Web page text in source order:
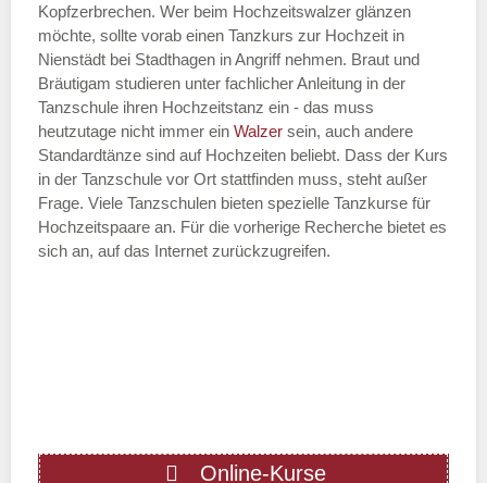
ÖFFNUNGSZEITEN HINZUFÜGEN
Dienstag
—
ÖFFNUNGSZEITEN HINZUFÜGEN
Kopfzerbrechen. Wer beim Hochzeitswalzer glänzen
möchte, sollte vorab einen Tanzkurs zur Hochzeit in
Nienstädt bei Stadthagen in Angriff nehmen. Braut und
Bräutigam studieren unter fachlicher Anleitung in der
Tanzschule ihren Hochzeitstanz ein - das muss
heutzutage nicht immer ein Walzer sein, auch andere
Standardtänze sind auf Hochzeiten beliebt. Dass der Kurs
in der Tanzschule vor Ort stattfinden muss, steht außer
Frage. Viele Tanzschulen bieten spezielle Tanzkurse für
Hochzeitspaare an. Für die vorherige Recherche bietet es
sich an, auf das Internet zurückzugreifen.
Online-Kurse